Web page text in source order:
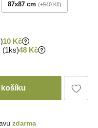
87x87 cm +940 Kč
10 Kč
(1ks)48 Kč
košíku
zdarma